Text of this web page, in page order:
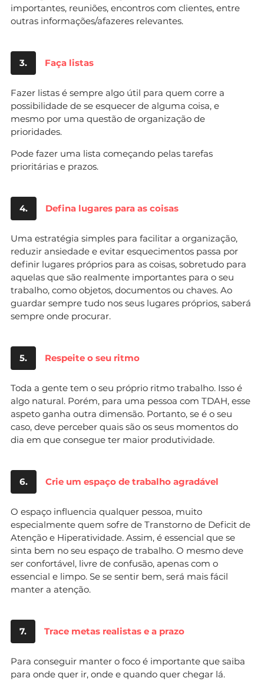
importantes, reuniões, encontros com clientes, entre
outras informações/afazeres relevantes.
3. Faça listas
Fazer listas é sempre algo útil para quem corre a
possibilidade de se esquecer de alguma coisa, e
mesmo por uma questão de organização de
prioridades.
Pode fazer uma lista começando pelas tarefas
prioritárias e prazos.
4. Defina lugares para as coisas
Uma estratégia simples para facilitar a organização,
reduzir ansiedade e evitar esquecimentos passa por
definir lugares próprios para as coisas, sobretudo para
aquelas que são realmente importantes para o seu
trabalho, como objetos, documentos ou chaves. Ao
guardar sempre tudo nos seus lugares próprios, saberá
sempre onde procurar.
5. Respeite o seu ritmo
Toda a gente tem o seu próprio ritmo trabalho. Isso é
algo natural. Porém, para uma pessoa com TDAH, esse
aspeto ganha outra dimensão. Portanto, se é o seu
caso, deve perceber quais são os seus momentos do
dia em que consegue ter maior produtividade.
6. Crie um espaço de trabalho agradável
O espaço influencia qualquer pessoa, muito
especialmente quem sofre de Transtorno de Deficit de
Atenção e Hiperatividade. Assim, é essencial que se
sinta bem no seu espaço de trabalho. O mesmo deve
ser confortável, livre de confusão, apenas com o
essencial e limpo. Se se sentir bem, será mais fácil
manter a atenção.
7. Trace metas realistas e a prazo
Para conseguir manter o foco é importante que saiba
para onde quer ir, onde e quando quer chegar lá.